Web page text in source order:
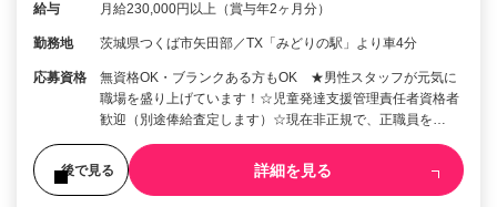
給与 月給230,000円以上（賞与年2ヶ月分）
勤務地 茨城県つくば市矢田部／TX「みどりの駅」より車4分
応募資格
無資格OK・ブランクある方もOK ★男性スタッフが元気に
職場を盛り上げています！☆児童発達支援管理責任者資格者
歓迎（別途俸給査定します）☆現在非正規で、正職員を…
後で見る 詳細を見る